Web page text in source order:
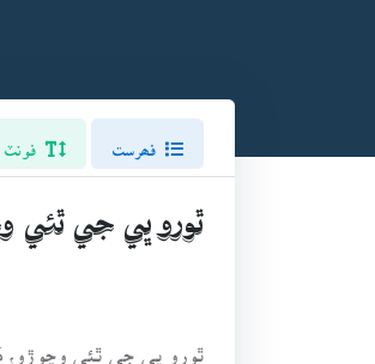
ٿورو ڀي جي ٿئي
ٿورو ڀي جي ٿئي وڇوڙو،